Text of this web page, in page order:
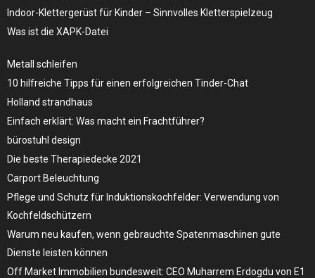
Indoor-Klettergerüst für Kinder – Sinnvolles Kletterspielzeug
Was ist die XAPK-Datei
Metall schleifen
10 hilfreiche Tipps für einen erfolgreichen Tinder-Chat
Holland strandhaus
Einfach erklärt: Was macht ein Frachtführer?
bürostuhl design
Die beste Therapiedecke 2021
Carport Beleuchtung
Pflege und Schutz für Induktionskochfelder: Verwendung von
Kochfeldschützern
Warum neu kaufen, wenn gebrauchte Spatenmaschinen gute
Dienste leisten können
Off Market Immobilien bundesweit: CEO Muharrem Erdogdu von E1